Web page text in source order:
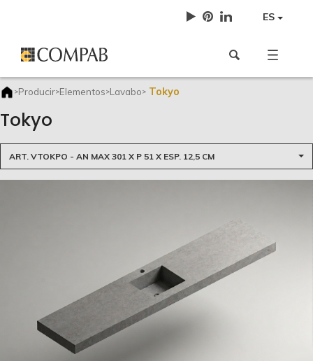
ES
>Producir>Elementos>Lavabo> Tokyo
Tokyo
ART. VTOKPO - AN MAX 301 X P 51 X ESP. 12,5 CM